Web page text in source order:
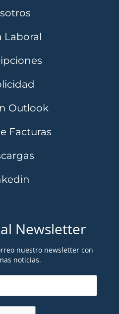
Laboral
Outlook
Facturas
Newsletter
nuestro newsletter con
noticias.